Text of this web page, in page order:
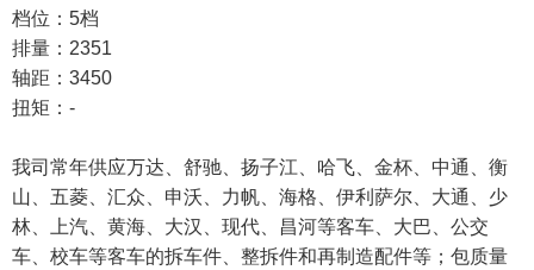
档位：5档
排量：2351
轴距：3450
扭矩：-
我司常年供应万达、舒驰、扬子江、哈飞、金杯、中通、衡
山、五菱、汇众、申沃、力帆、海格、伊利萨尔、大通、少
林、上汽、黄海、大汉、现代、昌河等客车、大巴、公交
车、校车等客车的拆车件、整拆件和再制造配件等；包质量